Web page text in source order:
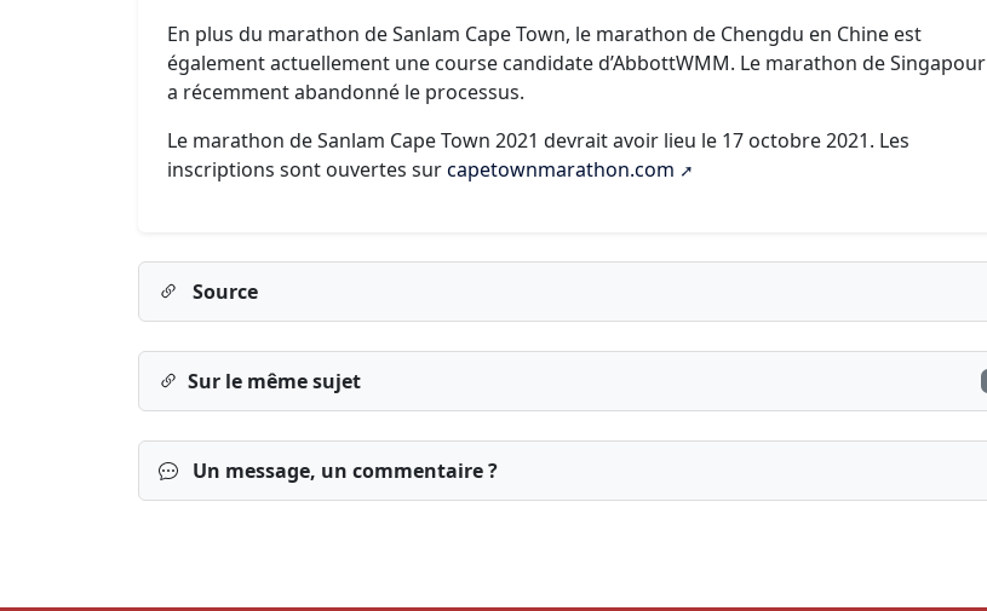
En plus du marathon de Sanlam Cape Town, le marathon de Chengdu en Chine est
également actuellement une course candidate d’AbbottWMM. Le marathon de Singapour
a récemment abandonné le processus.
Le marathon de Sanlam Cape Town 2021 devrait avoir lieu le 17 octobre 2021. Les
inscriptions sont ouvertes surcapetownmarathon.com
Source
Sur le même sujet
Un message, un commentaire ?